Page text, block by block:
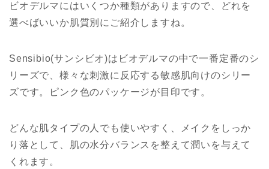
ビオデルマにはいくつか種類がありますので、どれを
選べばいいか肌質別にご紹介しますね。
Sensibio(サンシビオ)はビオデルマの中で一番定番のシ
リーズで、様々な刺激に反応する敏感肌向けのシリー
ズです。ピンク色のパッケージが目印です。
どんな肌タイプの人でも使いやすく、メイクをしっか
り落として、肌の水分バランスを整えて潤いを与えて
くれます。